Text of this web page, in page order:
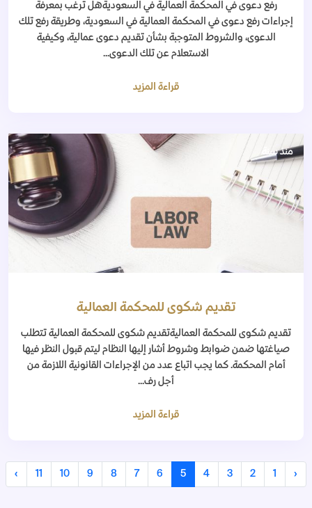
رفع دعوى في المحكمة العمالية في السعوديةهل ترغب بمعرفة
إجراءات رفع دعوى في المحكمة العمالية في السعودية، وطريقة رفع تلك
الدعوى، والشروط المتوجبة بشأن تقديم دعوى عمالية، وكيفية
الاستعلام عن تلك الدعوى...
قراءة المزيد
منذ سنة
تقديم شكوى للمحكمة العمالية
تقديم شكوى للمحكمة العماليةتقديم شكوى للمحكمة العمالية تتطلب
صياغتها ضمن ضوابط وشروط أشار إليها النظام ليتم قبول النظر فيها
أمام المحكمة. كما يجب اتباع عدد من الإجراءات القانونية اللازمة من
أجل رف...
قراءة المزيد
‹
1
2
3
4
5
6
7
8
9
10
11
›